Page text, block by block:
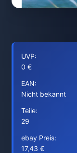
UVP:
0 €
EAN:
Nicht bekannt
Teile:
29
ebay Preis:
17,43 €